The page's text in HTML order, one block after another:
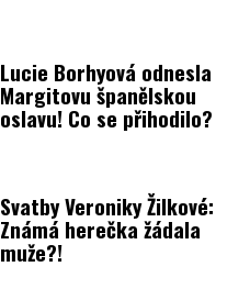
Lucie Borhyová odnesla
Margitovu španělskou
oslavu! Co se přihodilo?
Svatby Veroniky Žilkové:
Známá herečka žádala
muže?!